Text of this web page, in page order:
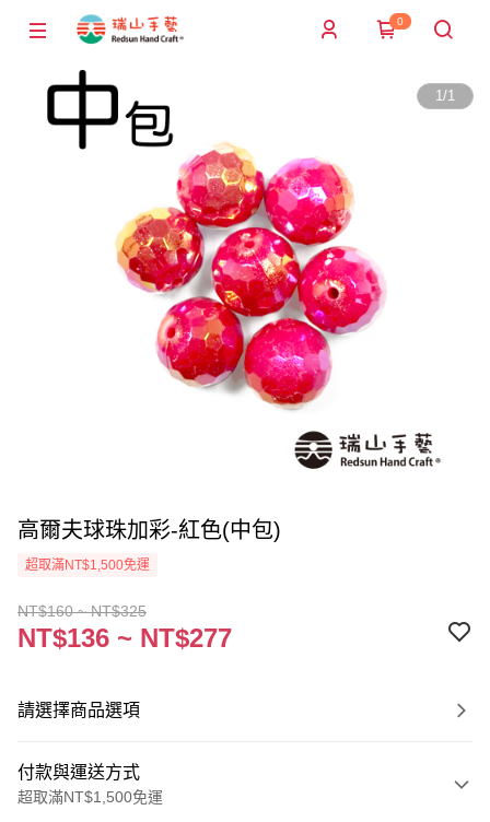
0
1/1
高爾夫球珠加彩-紅色(中包)
超取滿NT$1,500免運
NT$160 ~ NT$325
NT$136 ~ NT$277
請選擇商品選項
付款與運送方式
超取滿NT$1,500免運